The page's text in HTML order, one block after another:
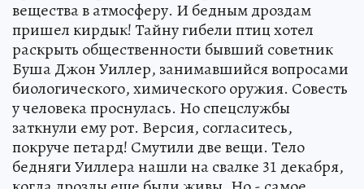
вещества в атмосферу. И бедным дроздам
пришел кирдык! Тайну гибели птиц хотел
раскрыть общественности бывший советник
Буша Джон Уиллер, занимавшийся вопросами
биологического, химического оружия. Совесть
у человека проснулась. Но спецслужбы
заткнули ему рот. Версия, согласитесь,
покруче петард! Смутили две вещи. Тело
бедняги Уиллера нашли на свалке 31 декабря,